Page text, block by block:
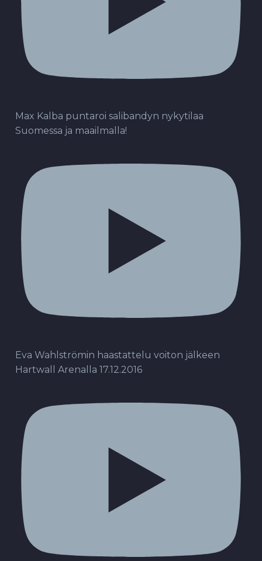
Max Kalba puntaroi salibandyn nykytilaa
Suomessa ja maailmalla!
Eva Wahlströmin haastattelu voiton jälkeen
Hartwall Arenalla 17.12.2016